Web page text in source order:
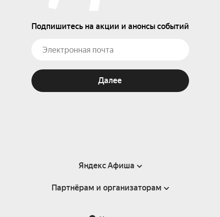
Подпишитесь на акции и анонсы событий
Далее
Яндекс Афиша
Справка
Партнёрам и организаторам